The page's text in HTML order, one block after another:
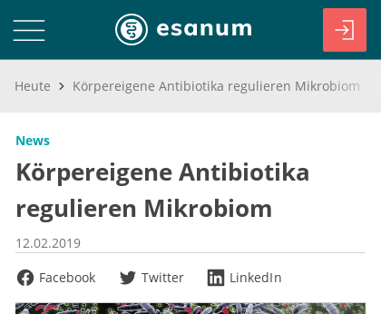
Heute Körpereigene Antibiotika regulieren Mikrobiom
News
Körpereigene Antibiotika
regulieren Mikrobiom
12.02.2019
Facebook
Twitter LinkedIn